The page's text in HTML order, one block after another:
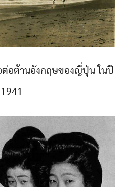
ต่อต้านอังกฤษของญี่ปุ่น ในปี
1941